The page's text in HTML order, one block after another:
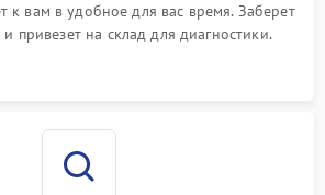
к вам в удобное для вас время. Заберет
привезет на склад для диагностики.